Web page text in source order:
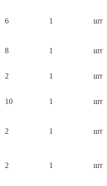
6 1 шт
8 1 шт
2 1 шт
10 1 шт
2 1 шт
2 1 шт